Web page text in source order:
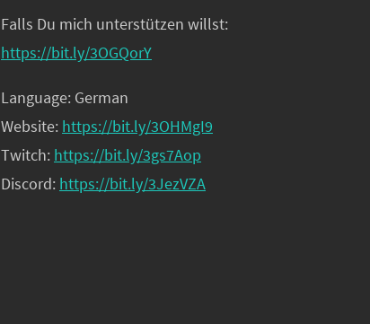
Falls Du mich unterstützen willst:
https://bit.ly/3OGQorY
Language: German
Website: https://bit.ly/3OHMgI9
Twitch: https://bit.ly/3gs7Aop
Discord: https://bit.ly/3JezVZA